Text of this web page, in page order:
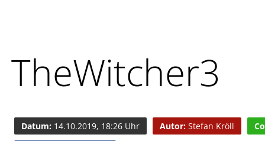
TheWitcher3
Datum: 14.10.2019, 18:26 Uhr Autor:Stefan Kröll